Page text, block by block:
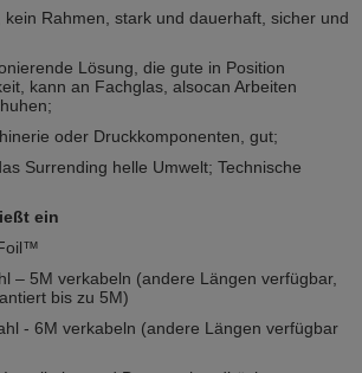
Rahmen, stark und dauerhaft, sicher und
Lösung, die gute in Position
kann an Fachglas, alsocan Arbeiten
oder Druckkomponenten, gut;
Surrending helle Umwelt; Technische
ein
– 5M verkabeln (andere Längen verfügbar,
bis zu 5M)
- 6M verkabeln (andere Längen verfügbar